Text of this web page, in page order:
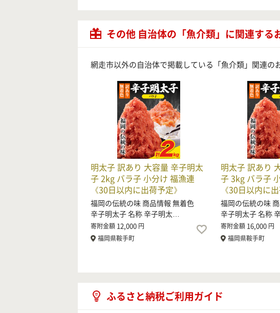
その他 自治体の「魚介類」に関連する
網走市以外の自治体で掲載している「魚介類」関連の
明太子 訳あり 大容量 辛子明太
子 2kg バラ子 小分け 福漁連
《30日以内に出荷予定》
福岡の伝統の味 商品情報 無着色
辛子明太子 名称 辛子明太…
寄附金額 12,000 円
福岡県鞍手町
明太子 訳あり
子 3kg バラ子
《30日以内に
福岡の伝統の味
辛子明太子 名称
寄附金額 16,000 円
福岡県鞍手町
ふるさと納税ご利用ガイド